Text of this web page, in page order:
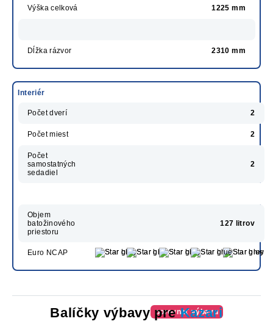
Výška celková 1225 mm
Dĺžka rázvor 2310 mm
Interiér
Počet dverí 2
Počet miest 2
Počet
samostatných
sedadiel
2
Objem
batožinového
priestoru
127 litrov
Euro NCAP
porovnať výbavu
Balíčky výbavy preKazari